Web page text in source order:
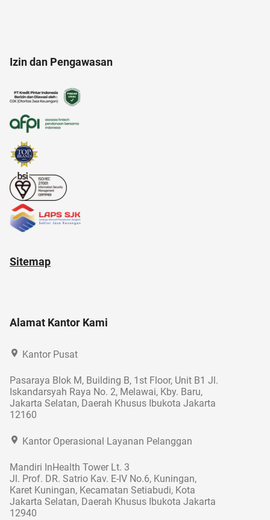
afiliasi
Izin dan Pengawasan
Sitemap
Alamat Kantor Kami
Kantor Pusat
Pasaraya Blok M, Building B, 1st Floor, Unit B1 Jl.
Iskandarsyah Raya No. 2, Melawai, Kby. Baru,
Jakarta Selatan, Daerah Khusus Ibukota Jakarta
12160
Kantor Operasional Layanan Pelanggan
Mandiri InHealth Tower Lt. 3
Jl. Prof. DR. Satrio Kav. E-IV No.6, Kuningan,
Karet Kuningan, Kecamatan Setiabudi, Kota
Jakarta Selatan, Daerah Khusus Ibukota Jakarta
12940